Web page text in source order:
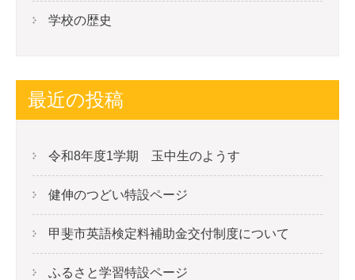
学校の歴史
最近の投稿
令和8年度1学期 玉中生のようす
健伸のつどい特設ページ
甲斐市英語検定料補助金交付制度について
ふるさと学習特設ページ